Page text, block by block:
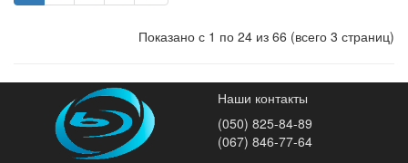
Показано с 1 по 24 из 66 (всего 3 страниц)
Наши контакты
(050) 825-84-89
(067) 846-77-64